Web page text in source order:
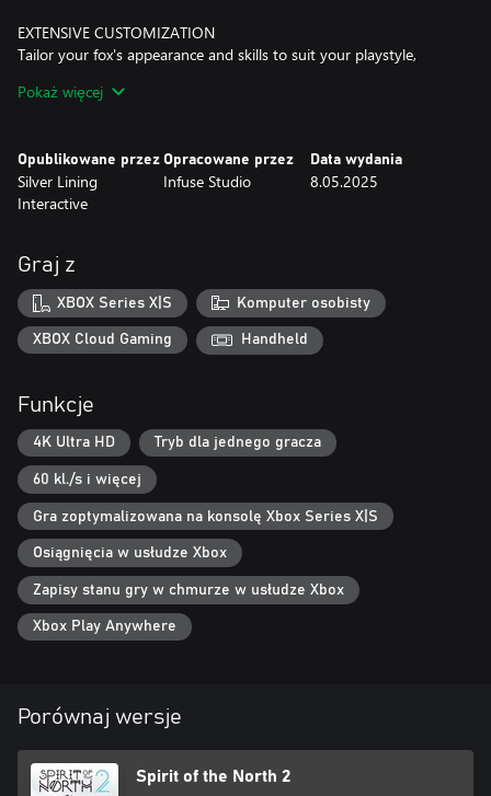
EXTENSIVE CUSTOMIZATION
Tailor your fox's appearance and skills to suit your playstyle,
Pokaż więcej
Opublikowane przez
Silver Lining
Interactive
Opracowane przez
Infuse Studio
Data wydania
8.05.2025
Graj z
XBOX Series X|S Komputer osobisty
XBOX Cloud Gaming Handheld
Funkcje
4K Ultra HD Tryb dla jednego gracza
60 kl./s i więcej
Gra zoptymalizowana na konsolę Xbox Series X|S
Osiągnięcia w usłudze Xbox
Zapisy stanu gry w chmurze w usłudze Xbox
Xbox Play Anywhere
Porównaj wersje
Spirit of the North 2